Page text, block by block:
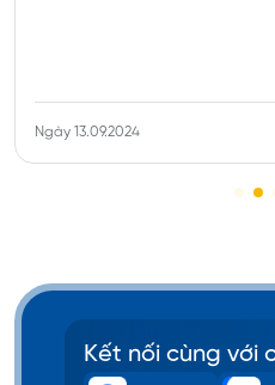
Ngày 13.09.2024
Kết nối cùng với